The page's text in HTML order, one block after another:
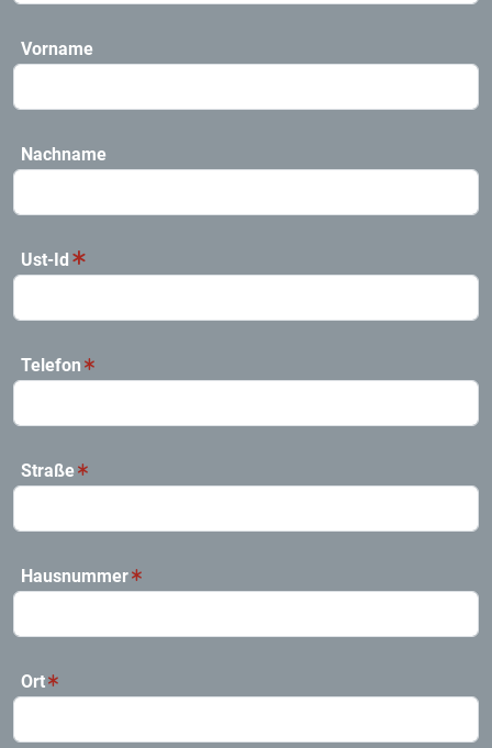
Vorname
Nachname
Ust-Id
Telefon
Straße
Hausnummer
Ort